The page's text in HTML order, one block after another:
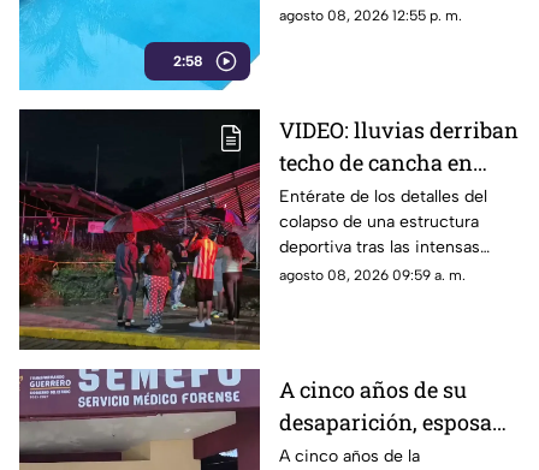
2:58
mínima parte dispone de
agosto 08, 2026 12:55 p. m.
VIDEO: lluvias derriban
techo de cancha en
Chilpancingo; hubo
lesionados
Entérate de los detalles del
colapso de una estructura
deportiva tras las intensas
precipitaciones y el reporte de
agosto 08, 2026 09:59 a. m.
A cinco años de su
desaparición, esposa
de Vicente Suástegui
A cinco años de la